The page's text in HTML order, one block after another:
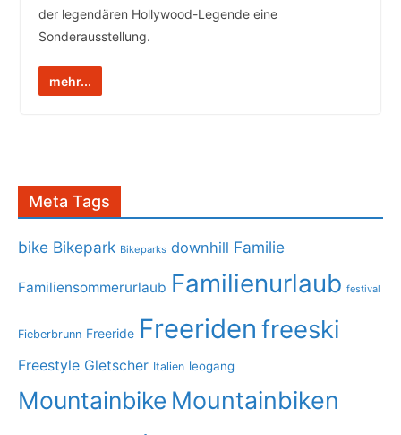
der legendären Hollywood-Legende eine
Sonderausstellung.
mehr...
Meta Tags
bike Bikepark Bikeparks downhill Familie
Familiensommerurlaub Familienurlaub festival
Fieberbrunn Freeride Freeriden freeski
Freestyle Gletscher Italien leogang
Mountainbike Mountainbiken